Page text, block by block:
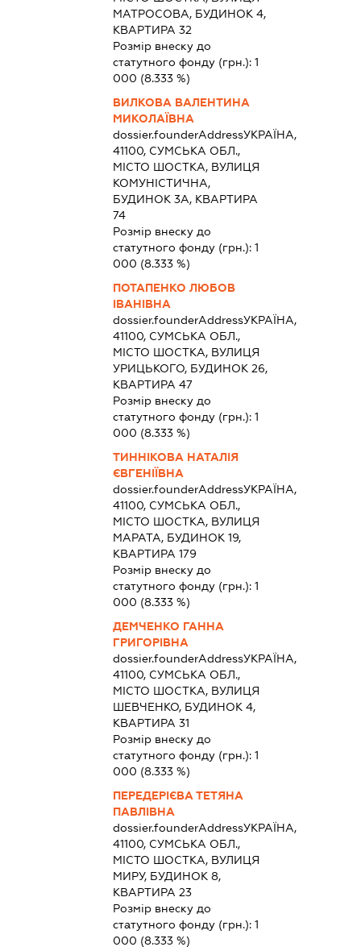
МАТРОСОВА, БУДИНОК 4,
КВАРТИРА 32
Розмір внеску до
статутного фонду (грн.): 1
000 (8.333 %)
ВИЛКОВА ВАЛЕНТИНА
МИКОЛАЇВНА
dossier.founderAddressУКРАЇНА,
41100, СУМСЬКА ОБЛ.,
МІСТО ШОСТКА, ВУЛИЦЯ
КОМУНІСТИЧНА,
БУДИНОК 3А, КВАРТИРА
74
Розмір внеску до
статутного фонду (грн.): 1
000 (8.333 %)
ПОТАПЕНКО ЛЮБОВ
ІВАНІВНА
dossier.founderAddressУКРАЇНА,
41100, СУМСЬКА ОБЛ.,
МІСТО ШОСТКА, ВУЛИЦЯ
УРИЦЬКОГО, БУДИНОК 26,
КВАРТИРА 47
Розмір внеску до
статутного фонду (грн.): 1
000 (8.333 %)
ТИННІКОВА НАТАЛІЯ
ЄВГЕНІЇВНА
dossier.founderAddressУКРАЇНА,
41100, СУМСЬКА ОБЛ.,
МІСТО ШОСТКА, ВУЛИЦЯ
МАРАТА, БУДИНОК 19,
КВАРТИРА 179
Розмір внеску до
статутного фонду (грн.): 1
000 (8.333 %)
ДЕМЧЕНКО ГАННА
ГРИГОРІВНА
dossier.founderAddressУКРАЇНА,
41100, СУМСЬКА ОБЛ.,
МІСТО ШОСТКА, ВУЛИЦЯ
ШЕВЧЕНКО, БУДИНОК 4,
КВАРТИРА 31
Розмір внеску до
статутного фонду (грн.): 1
000 (8.333 %)
ПЕРЕДЕРІЄВА ТЕТЯНА
ПАВЛІВНА
dossier.founderAddressУКРАЇНА,
41100, СУМСЬКА ОБЛ.,
МІСТО ШОСТКА, ВУЛИЦЯ
МИРУ, БУДИНОК 8,
КВАРТИРА 23
Розмір внеску до
статутного фонду (грн.): 1
000 (8.333 %)